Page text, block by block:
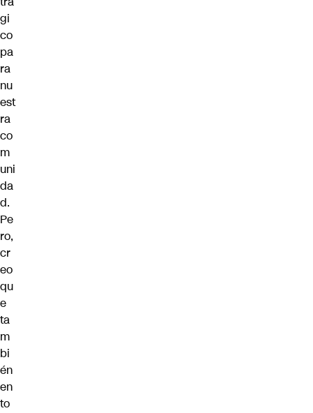
gi
co
pa
ra
nu
est
ra
co
m
uni
da
d.
Pe
ro,
cr
eo
qu
e
ta
m
bi
én
en
to